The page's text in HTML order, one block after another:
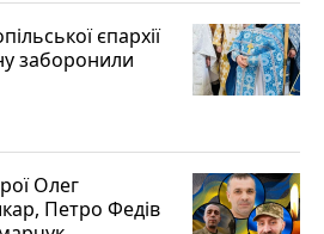
єпархії
заборонили
Олег
Петро Федів